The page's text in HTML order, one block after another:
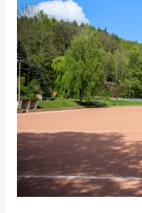
ruht
Entscheidung
nächste
Woche!